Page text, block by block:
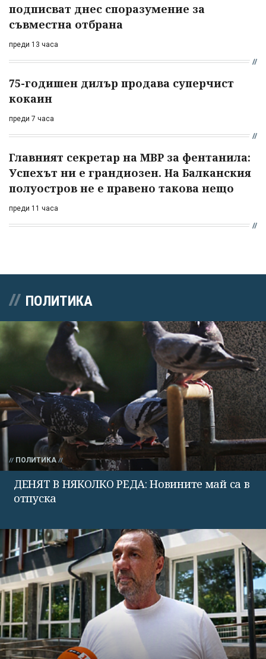
подписват днес споразумение за
съвместна отбрана
преди 13 часа
75-годишен дилър продава суперчист
кокаин
преди 7 часа
Главният секретар на МВР за фентанила:
Успехът ни е грандиозен. На Балканския
полуостров не е правено такова нещо
преди 11 часа
ПОЛИТИКА
ПОЛИТИКА
ДЕНЯТ В НЯКОЛКО РЕДА: Новините май са в
отпуска